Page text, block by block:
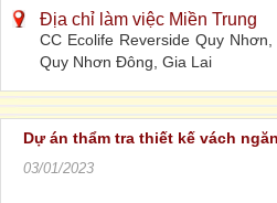
Địa chỉ làm việc Miền Trung
CC Ecolife Reverside Quy
Quy Nhơn Đông, Gia Lai
Dự án thẩm tra thiết kế vách
03/01/2023